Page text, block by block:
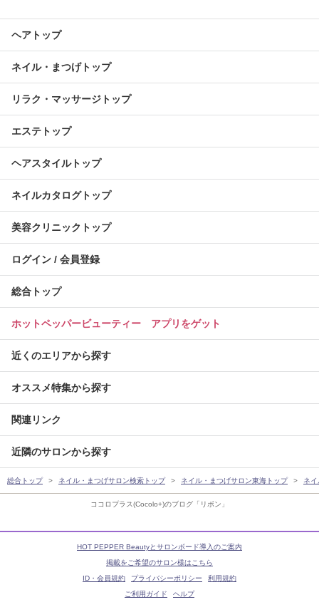
ココロプラス(Cocolo+)のブログ「リボン」
ヘアトップ
ネイル・まつげトップ
リラク・マッサージトップ
エステトップ
ヘアスタイルトップ
ネイルカタログトップ
美容クリニックトップ
ログイン / 会員登録
総合トップ
ホットペッパービューティー アプリをゲット
近くのエリアから探す
オススメ特集から探す
関連リンク
近隣のサロンから探す
総合トップ ネイル・まつげサロン検索トップ ネイル・まつげサロン東海トップ ネ
HOT PEPPER Beautyとサロンボード導入のご案内
掲載をご希望のサロン様はこちら
ID・会員規約
プライバシーポリシー
利用規約
ご利用ガイド
ヘルプ